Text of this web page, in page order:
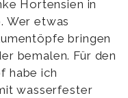
Hortensien in
Wer etwas
bringen
bemalen. Für den
habe ich
wasserfester